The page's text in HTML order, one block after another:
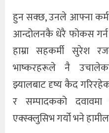
हुन सक्छ, उनले आफ्ना
आन्दोलनकै धेरै फोकस गर्न
हाम्रा सहकर्मी सुरेश
भाष्करहरूले नै
झ्यालबाट दृष्य कैद
र सम्पादकको
एक्स्क्लुसिभ गर्यो भने